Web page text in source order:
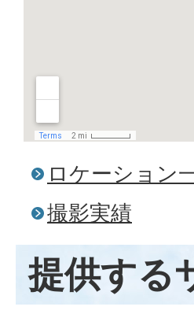
ロケーション
撮影実績
提供する